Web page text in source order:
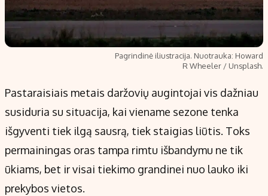
Apie mus
Redakcijos politika
Kontaktai
Regionų naujienos
Indėlių palūkanos
Pagrindinė iliustracija. Nuotrauka: Howard
R Wheeler / Unsplash.
Pastaraisiais metais daržovių augintojai vis dažniau
susiduria su situacija, kai viename sezone tenka
išgyventi tiek ilgą sausrą, tiek staigias liūtis. Toks
permainingas oras tampa rimtu išbandymu ne tik
ūkiams, bet ir visai tiekimo grandinei nuo lauko iki
prekybos vietos.